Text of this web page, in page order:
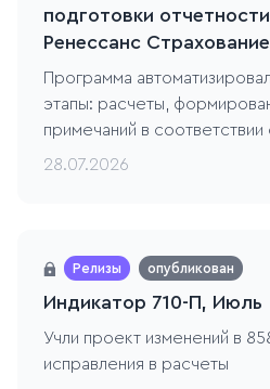
подготовки
Ренессанс
Программа
этапы: расчеты,
примечаний в
28.07.2026
Релизы опубликован
Индикатор 710-П, Июль
Учли проект изменений в
исправления в расчеты